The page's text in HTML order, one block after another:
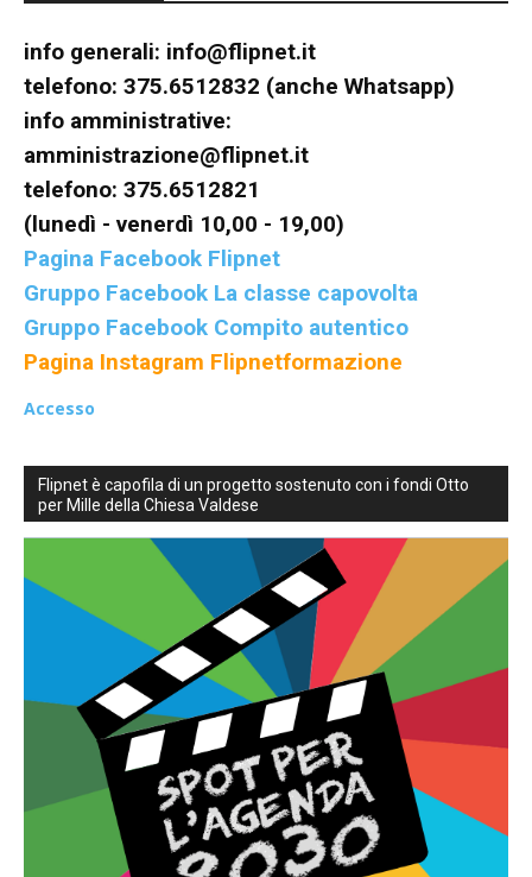
info generali: info@flipnet.it
telefono: 375.6512832 (anche Whatsapp)
info amministrative:
amministrazione@flipnet.it
telefono: 375.6512821
(lunedì - venerdì 10,00 - 19,00)
Pagina Facebook Flipnet
Gruppo Facebook La classe capovolta
Gruppo Facebook Compito autentico
Pagina Instagram Flipnetformazione
Accesso
Flipnet è capofila di un progetto sostenuto con i fondi Otto
per Mille della Chiesa Valdese